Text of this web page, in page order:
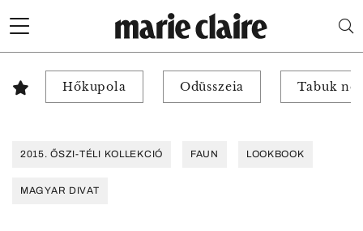
Hőkupola Odüsszeia Tabuk
2015. ŐSZI-TÉLI KOLLEKCIÓ FAUN LOOKBOOK
MAGYAR DIVAT